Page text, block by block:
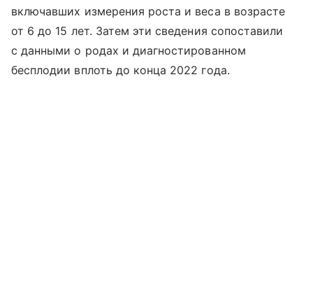
включавших измерения роста и веса в возрасте
от 6 до 15 лет. Затем эти сведения сопоставили
с данными о родах и диагностированном
бесплодии вплоть до конца 2022 года.